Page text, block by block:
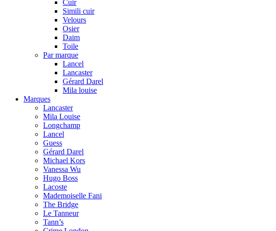
Cuir
Simili cuir
Velours
Osier
Daim
Toile
Par marque
Lancel
Lancaster
Gérard Darel
Mila louise
Marques
Lancaster
Mila Louise
Longchamp
Lancel
Guess
Gérard Darel
Michael Kors
Vanessa Wu
Hugo Boss
Lacoste
Mademoiselle Fani
The Bridge
Le Tanneur
Tann’s